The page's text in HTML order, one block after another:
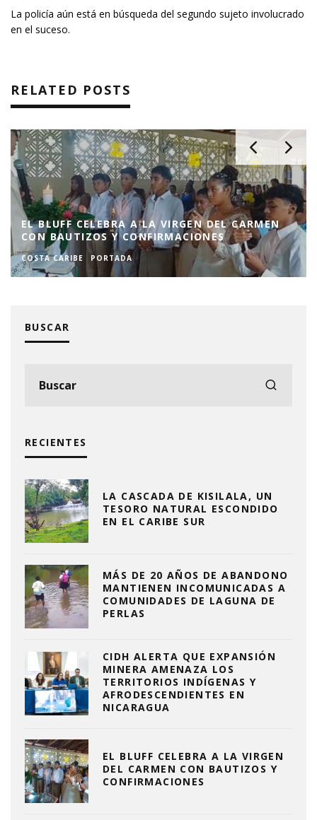
La policía aún está en búsqueda del segundo sujeto involucrado
en el suceso.
RELATED POSTS
EL BLUFF CELEBRA A LA VIRGEN DEL CARMEN
CON BAUTIZOS Y CONFIRMACIONES
COSTA CARIBE PORTADA
BUSCAR
RECIENTES
LA CASCADA DE KISILALA, UN
TESORO NATURAL ESCONDIDO
EN EL CARIBE SUR
MÁS DE 20 AÑOS DE ABANDONO
MANTIENEN INCOMUNICADAS A
COMUNIDADES DE LAGUNA DE
PERLAS
CIDH ALERTA QUE EXPANSIÓN
MINERA AMENAZA LOS
TERRITORIOS INDÍGENAS Y
AFRODESCENDIENTES EN
NICARAGUA
EL BLUFF CELEBRA A LA VIRGEN
DEL CARMEN CON BAUTIZOS Y
CONFIRMACIONES